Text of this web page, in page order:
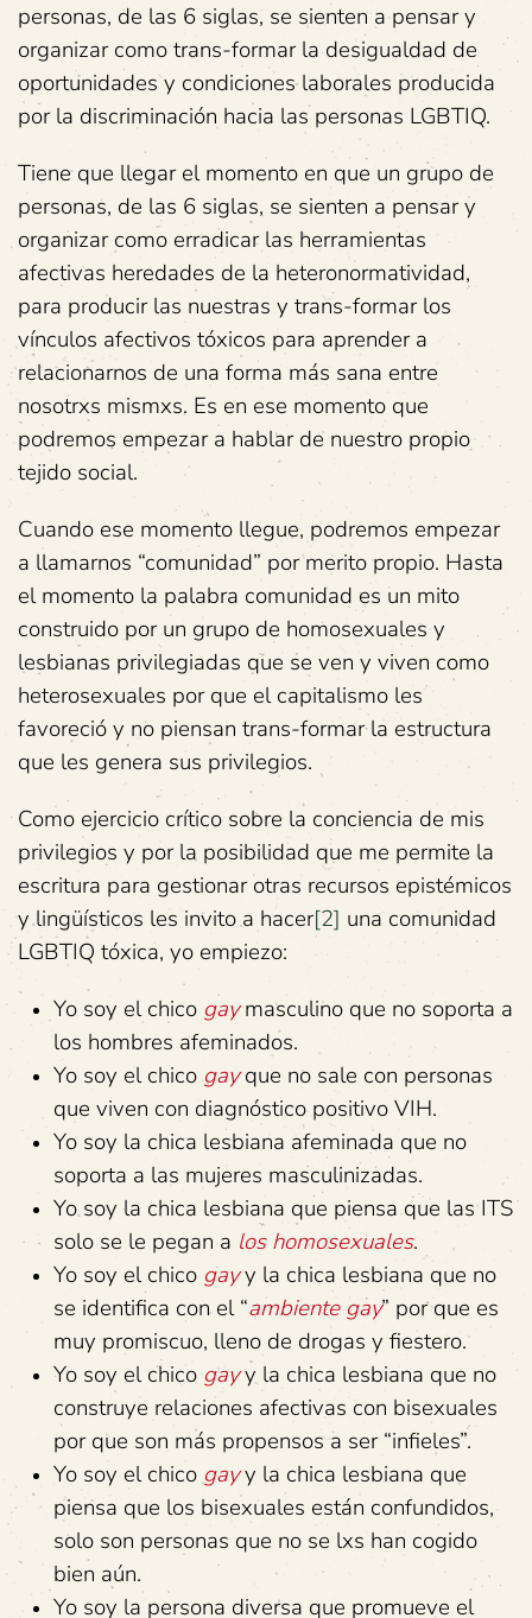
personas, de las 6 siglas, se sienten a pensar y
organizar como trans-formar la desigualdad de
oportunidades y condiciones laborales producida
por la discriminación hacia las personas LGBTIQ.
Tiene que llegar el momento en que un grupo de
personas, de las 6 siglas, se sienten a pensar y
organizar como erradicar las herramientas
afectivas heredades de la heteronormatividad,
para producir las nuestras y trans-formar los
vínculos afectivos tóxicos para aprender a
relacionarnos de una forma más sana entre
nosotrxs mismxs. Es en ese momento que
podremos empezar a hablar de nuestro propio
tejido social.
Cuando ese momento llegue, podremos empezar
a llamarnos “comunidad” por merito propio. Hasta
el momento la palabra comunidad es un mito
construido por un grupo de homosexuales y
lesbianas privilegiadas que se ven y viven como
heterosexuales por que el capitalismo les
favoreció y no piensan trans-formar la estructura
que les genera sus privilegios.
Como ejercicio crítico sobre la conciencia de mis
privilegios y por la posibilidad que me permite la
escritura para gestionar otras recursos epistémicos
y lingüísticos les invito a hacer[2] una comunidad
LGBTIQ tóxica, yo empiezo:
Yo soy el chico gaymasculino que no soporta a
los hombres afeminados.
Yo soy el chicogayque no sale con personas
que viven con diagnóstico positivo VIH.
Yo soy la chica lesbiana afeminada que no
soporta a las mujeres masculinizadas.
Yo soy la chica lesbiana que piensa que las ITS
solo se le pegan a los homosexuales.
Yo soy el chico gayy la chica lesbiana que no
se identifica con el “ambiente gay” por que es
muy promiscuo, lleno de drogas y fiestero.
Yo soy el chico gayy la chica lesbiana que no
construye relaciones afectivas con bisexuales
por que son más propensos a ser “infieles”.
Yo soy el chicogayy la chica lesbiana que
piensa que los bisexuales están confundidos,
solo son personas que no se lxs han cogido
bien aún.
Yo soy la persona diversa que promueve el